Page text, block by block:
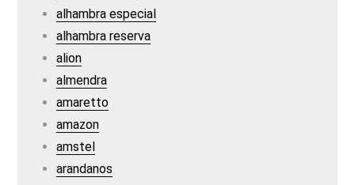
alhambra especial
alhambra reserva
alion
almendra
amaretto
amazon
amstel
arandanos